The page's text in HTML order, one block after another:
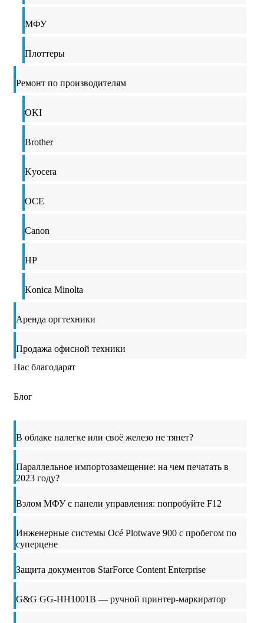
МФУ
Плоттеры
Ремонт по производителям
OKI
Brother
Kyocera
OCE
Canon
HP
Konica Minolta
Аренда оргтехники
Продажа офисной техники
Нас благодарят
Блог
В облаке налегке или своё железо не тянет?
Параллельное импортозамещение: на чем печатать в
2023 году?
Взлом МФУ с панели управления: попробуйте F12
Инженерные системы Océ Plotwave 900 с пробегом по
суперцене
Защита документов StarForce Content Enterprise
G&G GG-HH1001B — ручной принтер-маркиратор